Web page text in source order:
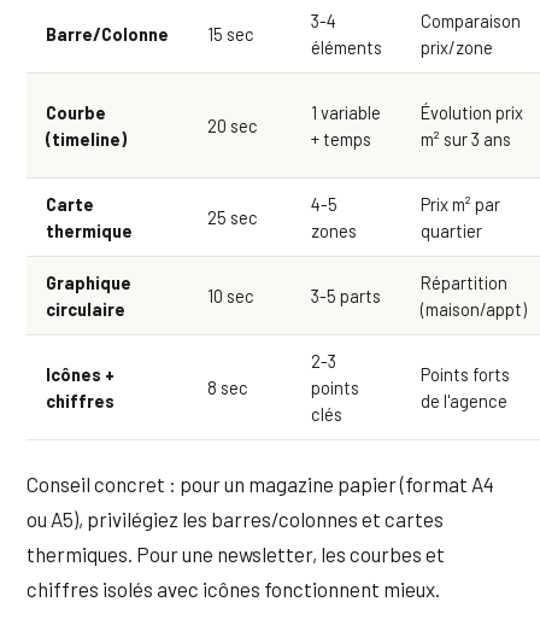
Barre/Colonne 15 sec
3-4
éléments
Comparaison
prix/zone
Courbe
(timeline)
20 sec
1 variable
+ temps
Évolution prix
m² sur 3 ans
Carte
thermique
25 sec
4-5
zones
Prix m² par
quartier
Graphique
circulaire
10 sec 3-5 parts
Répartition
(maison/appt)
Icônes +
chiffres
8 sec
2-3
points
clés
Points forts
de l'agence
Conseil concret : pour un magazine papier (format A4
ou A5), privilégiez les barres/colonnes et cartes
thermiques. Pour une newsletter, les courbes et
chiffres isolés avec icônes fonctionnent mieux.